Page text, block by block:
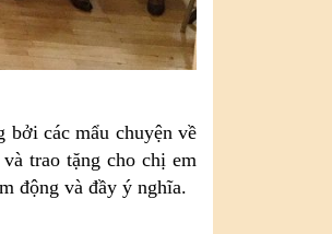
bởi các mẩu chuyện về
trao tặng cho chị em
động và đầy ý nghĩa.